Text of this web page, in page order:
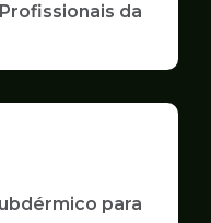
da
para